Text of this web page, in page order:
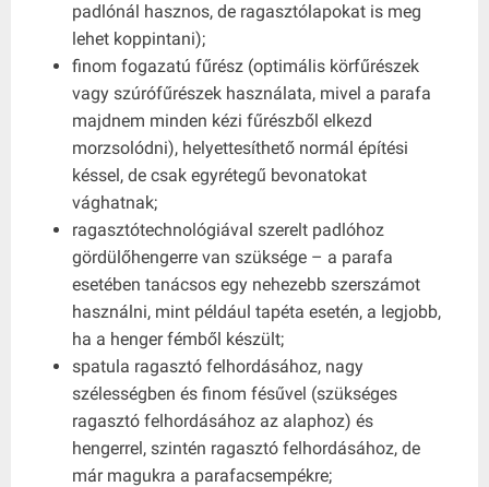
padlónál hasznos, de ragasztólapokat is meg
lehet koppintani);
finom fogazatú fűrész (optimális körfűrészek
vagy szúrófűrészek használata, mivel a parafa
majdnem minden kézi fűrészből elkezd
morzsolódni), helyettesíthető normál építési
késsel, de csak egyrétegű bevonatokat
vághatnak;
ragasztótechnológiával szerelt padlóhoz
gördülőhengerre van szüksége – a parafa
esetében tanácsos egy nehezebb szerszámot
használni, mint például tapéta esetén, a legjobb,
ha a henger fémből készült;
spatula ragasztó felhordásához, nagy
szélességben és finom fésűvel (szükséges
ragasztó felhordásához az alaphoz) és
hengerrel, szintén ragasztó felhordásához, de
már magukra a parafacsempékre;